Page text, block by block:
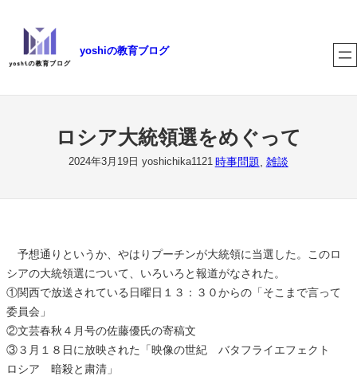
yoshiの教育ブログ
ロシア大統領選をめぐって
2024年3月19日 yoshichika1121 時事問題 雑談
予想通りというか、やはりプーチンが大統領に当選した。このロ
シアの大統領選について、いろいろと報道がなされた。
①関西で放送されている日曜日１３：３０からの「そこまで言って
委員会」
②文芸春秋４月号の佐藤優氏の寄稿文
③３月１８日に放映された「映像の世紀 バタフライエフェクト
ロシア 暗殺と粛清」